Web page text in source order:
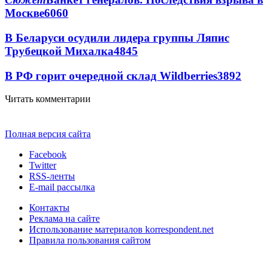
Москве6060
В Беларуси осудили лидера группы Ляпис
Трубецкой Михалка4845
В РФ горит очередной склад Wildberries3892
Читать комментарии
Полная версия сайта
Facebook
Twitter
RSS-ленты
E-mail рассылка
Контакты
Реклама на сайте
Использование материалов korrespondent.net
Правила пользования сайтом